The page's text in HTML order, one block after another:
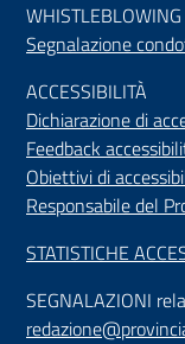
WHISTLEBLOWING
Segnalazione
ACCESSIBILITÀ
Dichiarazione di
Feedback
Obiettivi di
Responsabile del
STATISTICHE
SEGNALAZIONI